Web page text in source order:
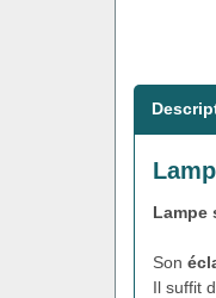
Lampe
Son
Il suffit